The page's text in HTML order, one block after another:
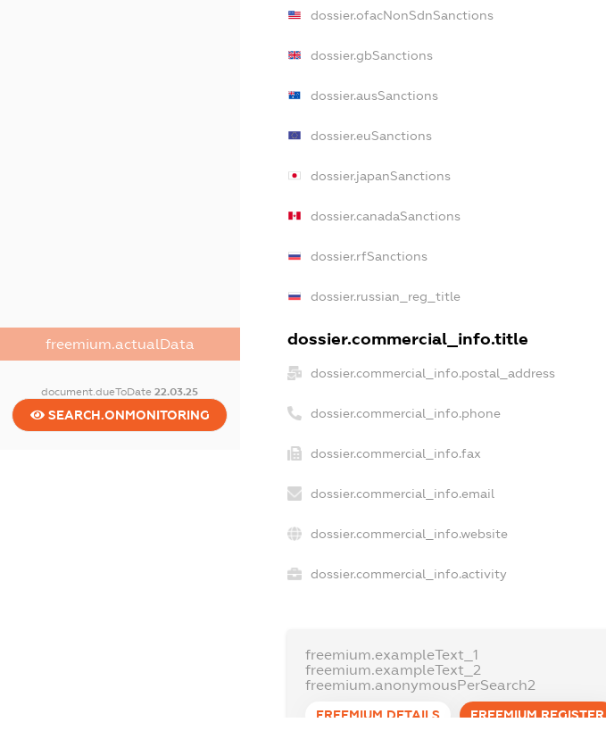
freemium.actualData
document.dueToDate22.03.25
SEARCH.ONMONITORING
dossier.ofacNonSdnSanctions
dossier.gbSanctions
dossier.ausSanctions
dossier.euSanctions
dossier.japanSanctions
dossier.canadaSanctions
dossier.rfSanctions
dossier.russian_reg_title
dossier.commercial_info.title
dossier.commercial_info.postal_address
dossier.commercial_info.phone
dossier.commercial_info.fax
dossier.commercial_info.email
dossier.commercial_info.website
dossier.commercial_info.activity
freemium.exampleText_1
freemium.exampleText_2
freemium.anonymousPerSearch2
FREEMIUM.DETAILS FREEMIUM.REGISTER